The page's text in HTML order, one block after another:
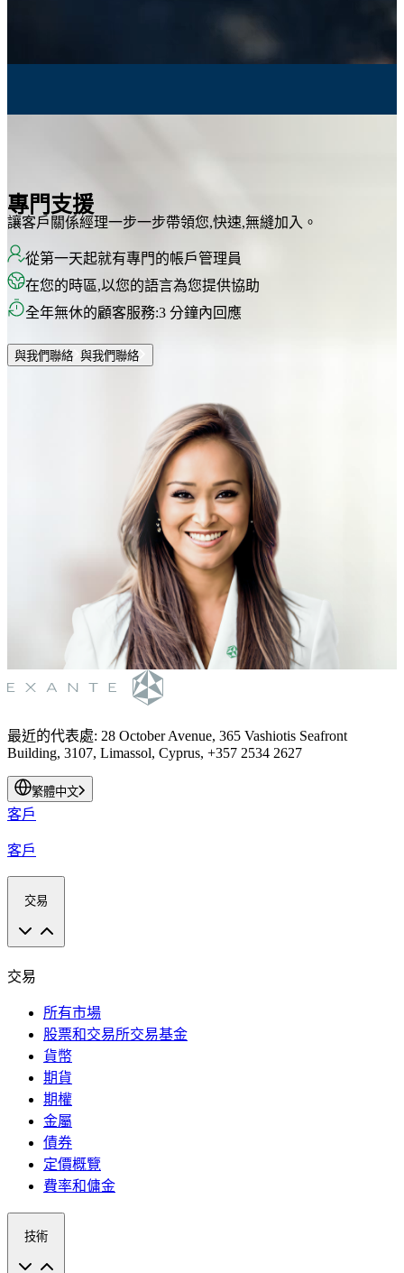
專門支援
讓客戶關係經理一步一步帶領您,快速,無縫加入。
從第一天起就有專門的帳戶管理員
在您的時區,以您的語言為您提供協助
全年無休的顧客服務:3 分鐘內回應
與我們聯絡 與我們聯絡
最近的代表處: 28 October Avenue, 365 Vashiotis Seafront
Building, 3107, Limassol, Cyprus, +357 2534 2627
繁體中文
客戶
客戶
交易
交易
所有市場
股票和交易所交易基金
貨幣
期貨
期權
金屬
債券
定價概覽
費率和傭金
技術